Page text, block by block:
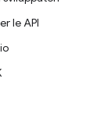
le API